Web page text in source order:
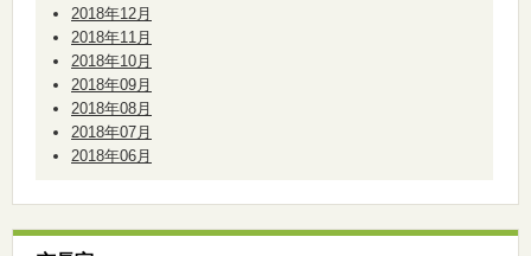
2018年12月
2018年11月
2018年10月
2018年09月
2018年08月
2018年07月
2018年06月